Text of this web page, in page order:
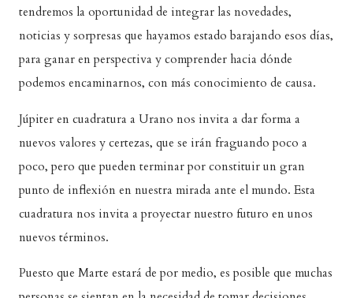
tendremos la oportunidad de integrar las novedades,
noticias y sorpresas que hayamos estado barajando esos días,
para ganar en perspectiva y comprender hacia dónde
podemos encaminarnos, con más conocimiento de causa.
Júpiter en cuadratura a Urano nos invita a dar forma a
nuevos valores y certezas, que se irán fraguando poco a
poco, pero que pueden terminar por constituir un gran
punto de inflexión en nuestra mirada ante el mundo. Esta
cuadratura nos invita a proyectar nuestro futuro en unos
nuevos términos.
Puesto que Marte estará de por medio, es posible que muchas